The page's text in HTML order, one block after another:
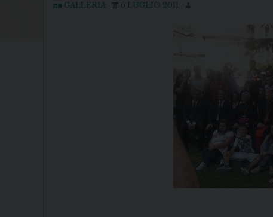
GALLERIA 6 LUGLIO 2011